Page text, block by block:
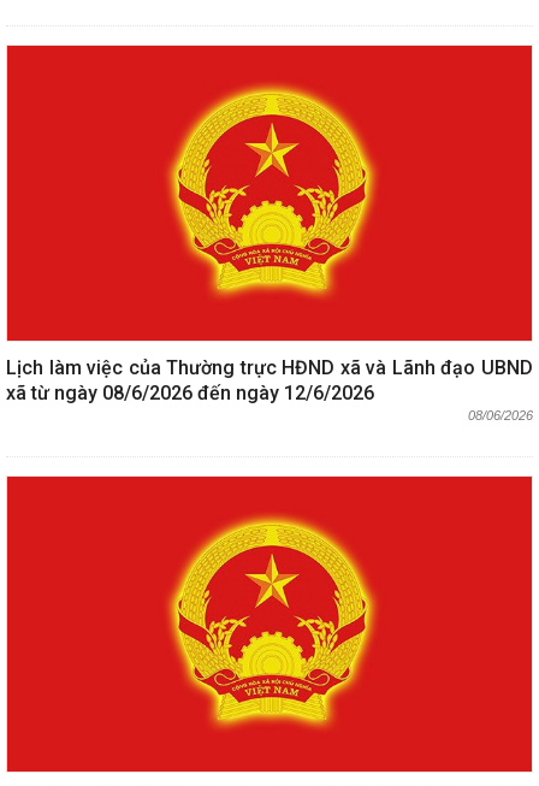
Lịch làm việc của Thường trực HĐND xã và Lãnh đạo UBND
xã từ ngày 08/6/2026 đến ngày 12/6/2026
08/06/2026